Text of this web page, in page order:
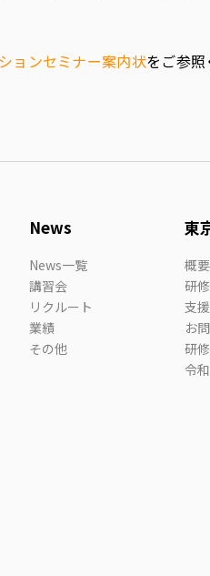
ョンセミナー案内状をご参照
News
News一覧
講習会
リクルート
業績
その他
東
概要
研
支
お
研
令